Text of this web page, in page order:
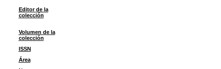
Editor de la
colección
Volumen de la
colección
ISSN
Área